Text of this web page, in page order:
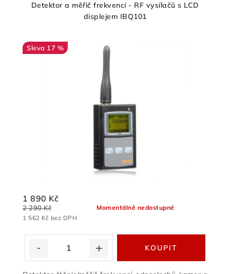
Detektor a měřič frekvencí - RF vysílačů s LCD
displejem IBQ101
17 %
Momentálně nedostupné
1 562 Kč bez DPH
1 890 Kč
2 290 Kč